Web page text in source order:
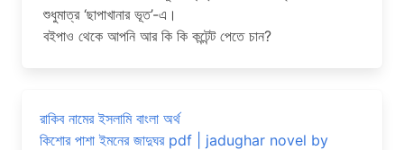
শুধুমাত্র ‘ছাপাখানার ভূত’-এ।
বইপাও থেকে আপনি আর কি কি কন্টেন্ট পেতে চান?
রাকিব নামের ইসলামি বাংলা অর্থ
কিশোর পাশা ইমনের জাদুঘর pdf | jadughar novel by